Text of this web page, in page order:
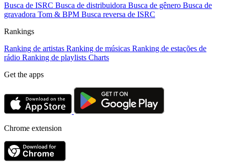
Busca de ISRC Busca de distribuidora Busca de gênero Busca de
gravadora Tom & BPM Busca reversa de ISRC
Rankings
Ranking de artistas Ranking de músicas Ranking de estações de
rádio Ranking de playlists Charts
Get the apps
Chrome extension